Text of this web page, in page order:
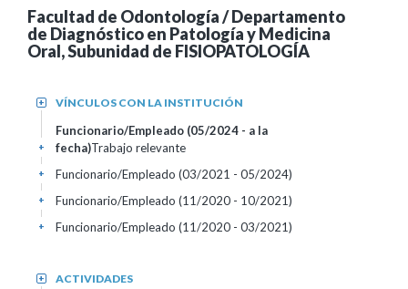
Facultad de Odontología / Departamento
de Diagnóstico en Patología y Medicina
Oral, Subunidad de FISIOPATOLOGÍA
VÍNCULOS CON LA INSTITUCIÓN
+
Funcionario/Empleado (05/2024 - a la
fecha)Trabajo relevante
+
Funcionario/Empleado (03/2021 - 05/2024)
+
Funcionario/Empleado (11/2020 - 10/2021)
+
Funcionario/Empleado (11/2020 - 03/2021)
+
ACTIVIDADES
+